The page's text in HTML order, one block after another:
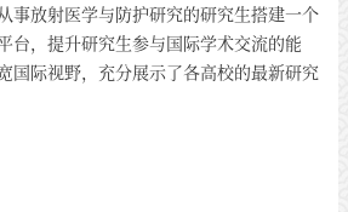
事放射医学与防护研究的研究生搭建一个
台，提升研究生参与国际学术交流的能
国际视野，充分展示了各高校的最新研究